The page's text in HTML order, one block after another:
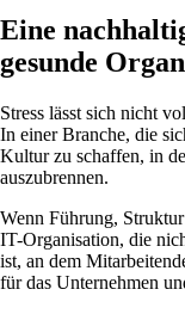
Eine
gesunde
Stress lässt sich nicht
In einer Branche, die
Kultur zu schaffen, in
auszubrennen.
Wenn Führung,
IT-Organisation, die
ist, an dem
für das Unternehmen